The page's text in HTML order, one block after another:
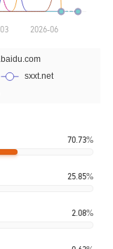
70.73%
25.85%
2.08%